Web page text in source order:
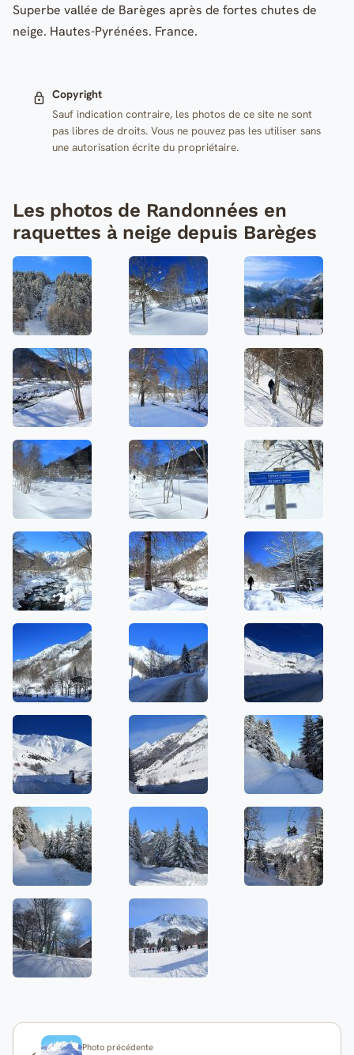
Superbe vallée de Barèges après de fortes chutes de
neige. Hautes-Pyrénées. France.
Copyright
Sauf indication contraire, les photos de ce site ne sont
pas libres de droits. Vous ne pouvez pas les utiliser sans
une autorisation écrite du propriétaire.
Les photos de Randonnées en
raquettes à neige depuis Barèges
Photo précédente